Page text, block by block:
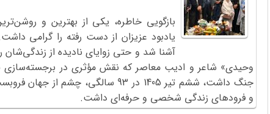
بازگویی خاطره، یکی از بهترین و
یادبود عزیزان از دست رفته را گرامی
آشنا شد و حتی زوایای نادیده از
وحیدی» شاعر و ادیب معاصر که نقش مؤثری در برجسته‌سازی
جنگ داشت، ششم تیر 1405 در 93 سالگی،
و فرودهای زندگی شخصی و حرفه‌ای داشت.